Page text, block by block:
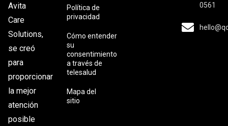
Avita
Care
Solutions,
se creó
para
proporcionar
la mejor
atención
posible
Política de
privacidad
Cómo entender
su
consentimiento
a través de
telesalud
Mapa del
sitio
0561